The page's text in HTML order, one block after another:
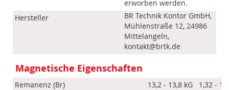
erworben werden.
Hersteller
BR Technik Kontor GmbH,
Mühlenstraße 12, 24986
Mittelangeln,
kontakt@brtk.de
Magnetische Eigenschaften
Remanenz (Br) 13,2 - 13,8 kG
1,32 -